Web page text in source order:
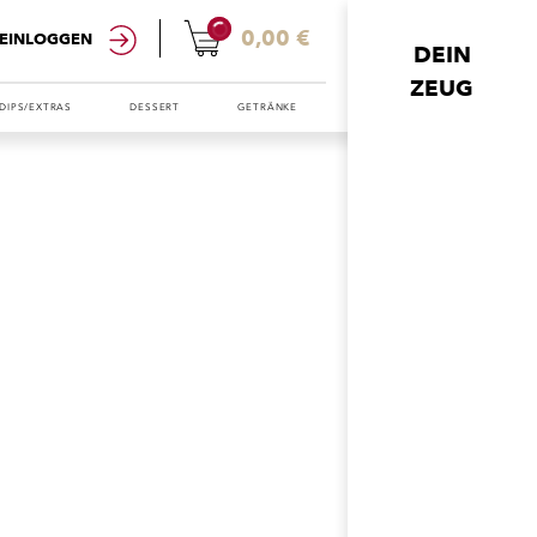
EINLOGGEN
0 0,00 €
DEIN
ZEUG
DIPS/EXTRAS DESSERT GETRÄNKE